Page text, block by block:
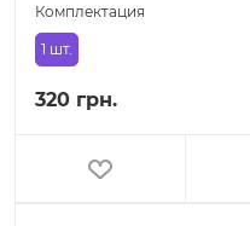
Комплектация
1 шт.
320 грн.